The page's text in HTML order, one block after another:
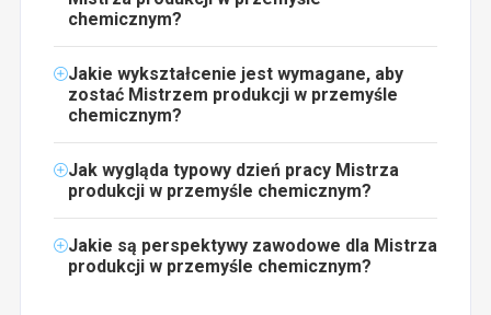
chemicznym?
Jakie wykształcenie jest wymagane, aby
zostać Mistrzem produkcji w przemyśle
chemicznym?
Jak wygląda typowy dzień pracy Mistrza
produkcji w przemyśle chemicznym?
Jakie są perspektywy zawodowe dla Mistrza
produkcji w przemyśle chemicznym?